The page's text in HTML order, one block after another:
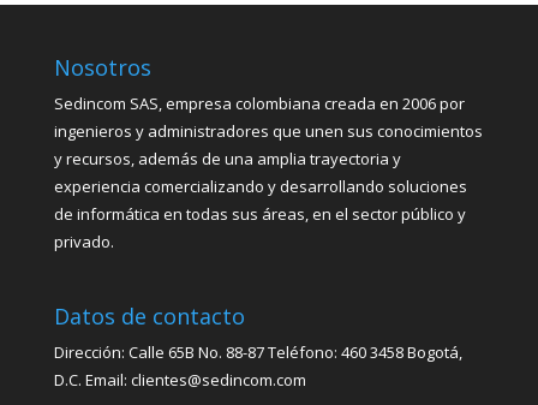
Nosotros
Sedincom SAS, empresa colombiana creada en 2006 por
ingenieros y administradores que unen sus conocimientos
y recursos, además de una amplia trayectoria y
experiencia comercializando y desarrollando soluciones
de informática en todas sus áreas, en el sector público y
privado.
Datos de contacto
Dirección: Calle 65B No. 88-87 Teléfono: 460 3458 Bogotá,
D.C. Email: clientes@sedincom.com